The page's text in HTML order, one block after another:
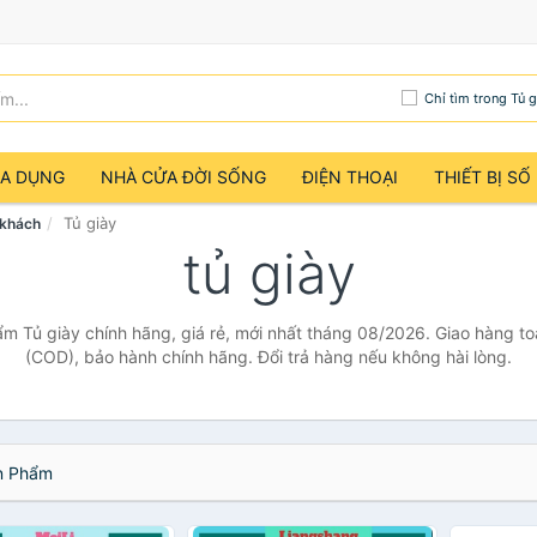
Chỉ tìm trong Tủ
DỤNG NHÀ CỬA ĐỜI SỐNG ĐIỆN THOẠI THIẾT BỊ SỐ
Tủ giày
tủ giày
Tủ giày chính hãng, giá rẻ, mới nhất tháng 08/2026. Giao hàng
(COD), bảo hành chính hãng. Đổi trả hàng nếu không hài lòng.
Phẩm